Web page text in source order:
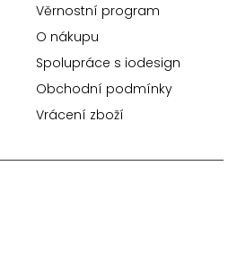
Věrnostní program
O nákupu
Spolupráce s iodesign
Obchodní podmínky
Vrácení zboží